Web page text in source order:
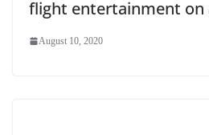
flight entertainment on
August 10, 2020